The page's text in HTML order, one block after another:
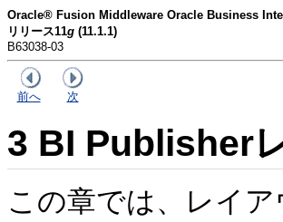
Oracle® Fusion Middleware Oracle Business
リリース11g (11.1.1)
B63038-03
前へ 次
3 BI Publisher
この章では、レイ